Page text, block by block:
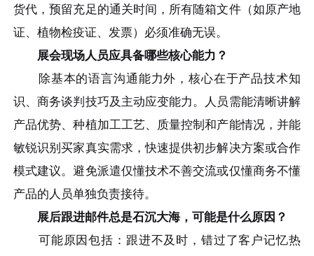
货代，预留充足的通关时间，所有随箱文件（如原产地
证、植物检疫证、发票）必须准确无误。
展会现场人员应具备哪些核心能力？
除基本的语言沟通能力外，核心在于产品技术知
识、商务谈判技巧及主动应变能力。人员需能清晰讲解
产品优势、种植加工工艺、质量控制和产能情况，并能
敏锐识别买家真实需求，快速提供初步解决方案或合作
模式建议。避免派遣仅懂技术不善交流或仅懂商务不懂
产品的人员单独负责接待。
展后跟进邮件总是石沉大海，可能是什么原因？
可能原因包括：跟进不及时，错过了客户记忆热